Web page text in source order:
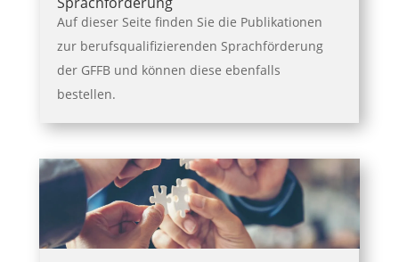
Auf dieser Seite finden Sie die Publikationen
zur berufsqualifizierenden Sprachförderung
der GFFB und können diese ebenfalls
bestellen.